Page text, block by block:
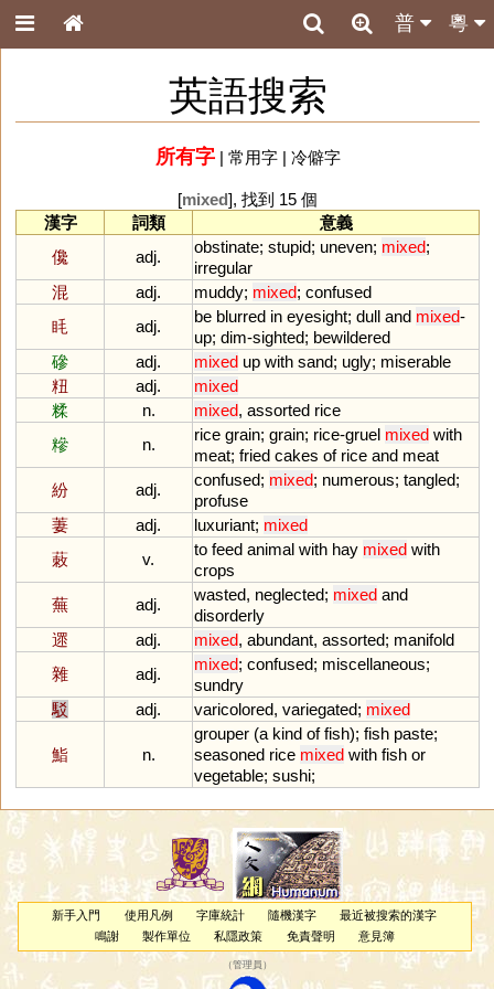
粵
普
英語搜索
所有字| 常用字| 冷僻字
[mixed], 找到 15 個
漢字
詞類
意義
儳
adj.
obstinate; stupid; uneven; mixed;
irregular
混
adj. muddy; mixed; confused
眊
adj.
be blurred in eyesight; dull and mixed-
up; dim-sighted; bewildered
磣
adj. mixed up with sand; ugly; miserable
粈
adj.
mixed
糅
n. mixed, assorted rice
糝
n.
rice grain; grain; rice-gruel mixed with
meat; fried cakes of rice and meat
紛
adj.
confused; mixed; numerous; tangled;
profuse
萋
adj. luxuriant; mixed
蓛
v.
to feed animal with hay mixed with
crops
蕪
adj.
wasted, neglected; mixed and
disorderly
遝
adj. mixed, abundant, assorted; manifold
雜
adj.
mixed; confused; miscellaneous;
sundry
駁
adj. varicolored, variegated; mixed
鮨 n.
grouper (a kind of fish); fish paste;
seasoned rice mixed with fish or
vegetable; sushi;
新手入門 使用凡例 字庫統計 隨機漢字
最近被搜索的漢字
鳴謝
製作單位 私隱政策 免責聲明 意見簿
（管理員 ）